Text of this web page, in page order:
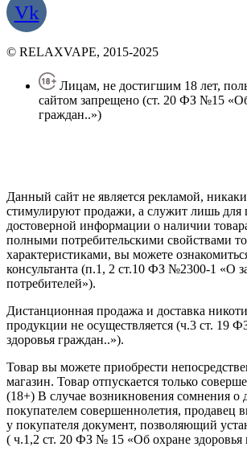
Vk
© RELAXVAPE, 2015-2025
Лицам, не достигшим 18 лет,
сайтом запрещено (ст. 20 ФЗ №15
граждан..»)
Данный сайт не является рекламой,
стимулируют продажи, а служит лишь для
достоверной информации о наличии
полными потребительскими свойствами
характеристиками, вы можете
консультанта (п.1, 2 ст.10 ФЗ №2300-1 «О
потребителей»).
Дистанционная продажа и доставка
продукции не осуществляется (ч.3 ст. 19
здоровья граждан..»).
Товар вы можете приобрести
магазин. Товар отпускается только
(18+) В случае возникновения сомнения о
покупателем совершеннолетия, продавец
у покупателя документ, позволяющий
( ч.1,2 ст. 20 ФЗ № 15 «Об охране здоровья